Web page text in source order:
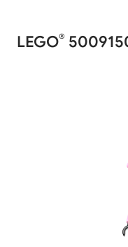
LEGO®